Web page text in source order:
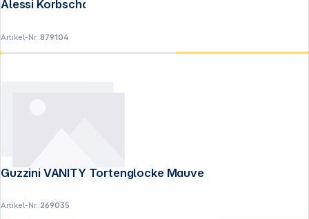
Artikel-Nr.:879104
Guzzini VANITY Tortenglocke Mauve
Artikel-Nr.:269035